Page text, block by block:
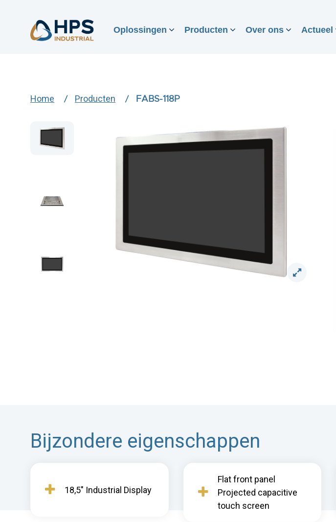
Oplossingen Producten Over ons Actueel
Home Producten FABS-118P
Bijzondere eigenschappen
18,5" Industrial Display
Flat front panel
Projected capacitive
touch screen